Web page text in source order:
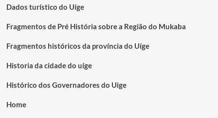
Dados turístico do Uíge
Fragmentos de Pré História sobre a Região do Mukaba
Fragmentos históricos da província do Uíge
Historia da cidade do uíge
Histórico dos Governadores do Uige
Home